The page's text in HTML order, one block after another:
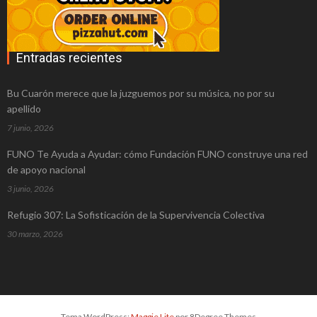
6 ventajas de los centros de negocios
Madrid frente a las oficinas tradicionales
ayudar a la pareja
Momentos en los que necesitamos de
los servicios de una empresa topografía
Residencia de estudiantes en Barcelona:
Consecuencias de un segundo DUI
Las cenas de empresa Madrid que todo
Entradas recientes
Bu Cuarón merece que la juzguemos por su música, no por su
apellido
7 junio, 2026
FUNO Te Ayuda a Ayudar: cómo Fundación FUNO construye una red
de apoyo nacional
3 junio, 2026
Refugio 307: La Sofisticación de la Supervivencia Colectiva
30 marzo, 2026